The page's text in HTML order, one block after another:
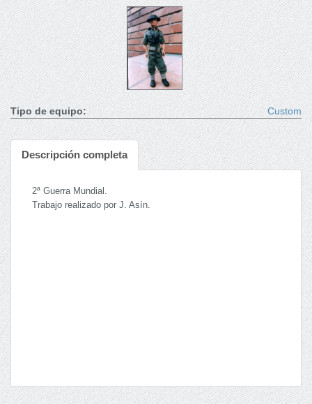
Tipo de equipo: Custom
Descripción completa
2ª Guerra Mundial.
Trabajo realizado por J. Asín.